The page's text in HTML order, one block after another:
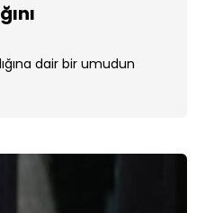
dair bir umudun